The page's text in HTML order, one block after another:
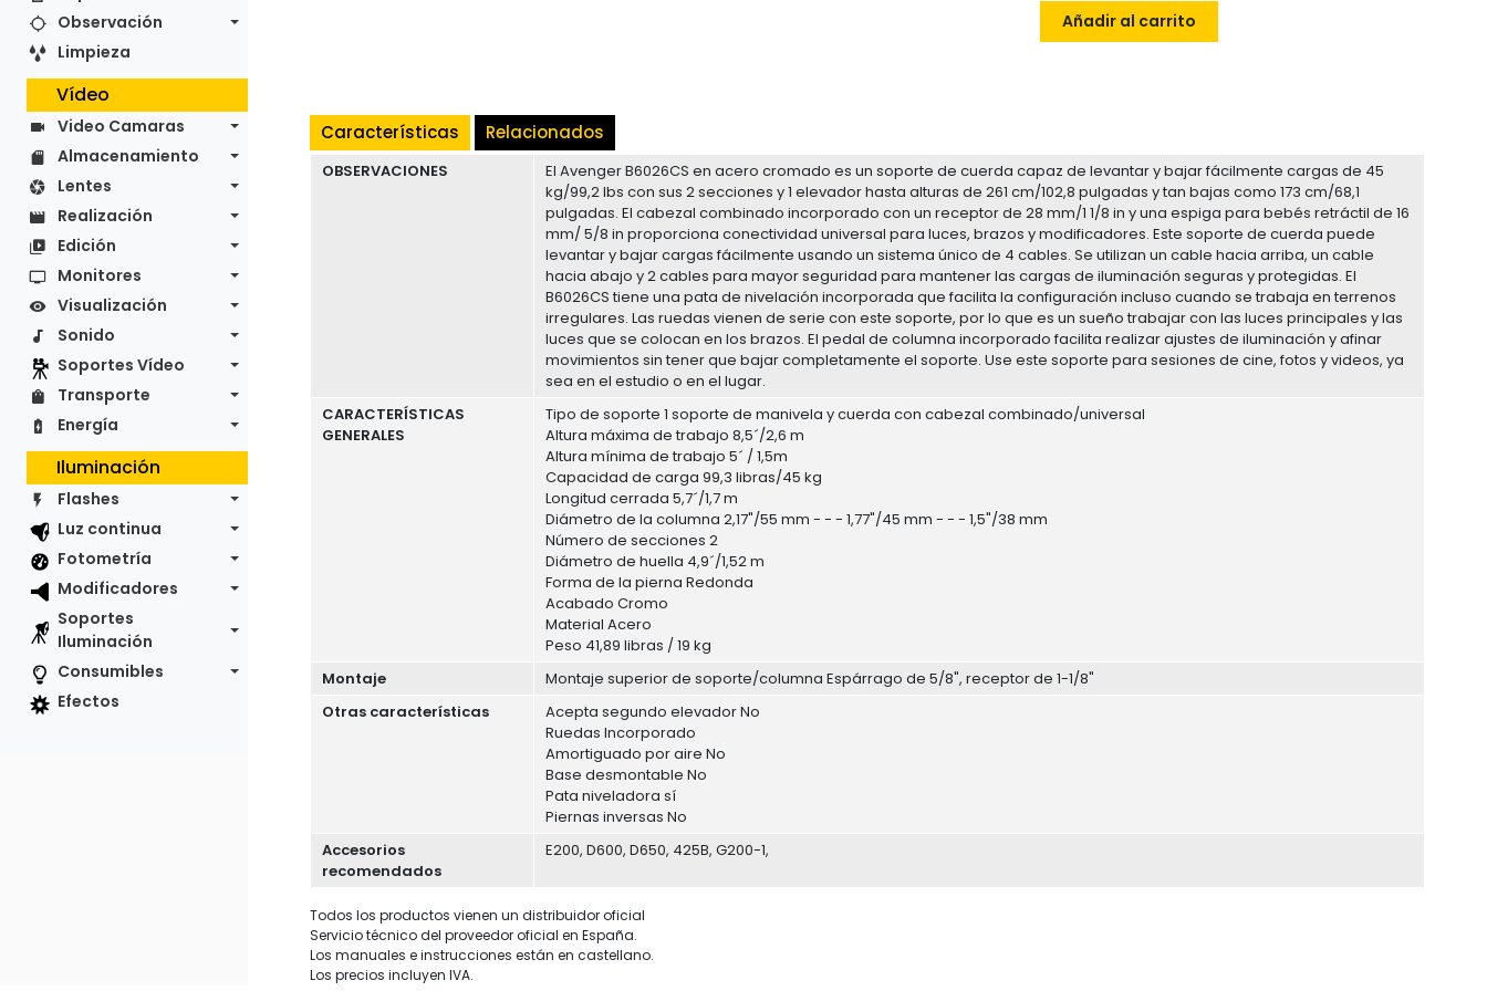
Observación
Limpieza
Vídeo
Video Camaras
Almacenamiento
Lentes
Realización
Edición
Monitores
Visualización
Sonido
Soportes Vídeo
Transporte
Energía
Iluminación
Flashes
Luz continua
Fotometría
Modificadores
Soportes
Iluminación
Consumibles
Efectos
Añadir al carrito
Características Relacionados
OBSERVACIONES
El Avenger B6026CS en acero cromado es un soporte de cuerda capaz de levantar y bajar fácilmente cargas de 45
kg/99,2 lbs con sus 2 secciones y 1 elevador hasta alturas de 261 cm/102,8 pulgadas y tan bajas como 173 cm/68,1
pulgadas. El cabezal combinado incorporado con un receptor de 28 mm/1 1/8 in y una espiga para bebés retráctil de 16
mm/ 5/8 in proporciona conectividad universal para luces, brazos y modificadores. Este soporte de cuerda puede
levantar y bajar cargas fácilmente usando un sistema único de 4 cables. Se utilizan un cable hacia arriba, un cable
hacia abajo y 2 cables para mayor seguridad para mantener las cargas de iluminación seguras y protegidas. El
B6026CS tiene una pata de nivelación incorporada que facilita la configuración incluso cuando se trabaja en terrenos
irregulares. Las ruedas vienen de serie con este soporte, por lo que es un sueño trabajar con las luces principales y las
luces que se colocan en los brazos. El pedal de columna incorporado facilita realizar ajustes de iluminación y afinar
movimientos sin tener que bajar completamente el soporte. Use este soporte para sesiones de cine, fotos y videos, ya
sea en el estudio o en el lugar.
CARACTERÍSTICAS
GENERALES
Tipo de soporte 1 soporte de manivela y cuerda con cabezal combinado/universal
Altura máxima de trabajo 8,5´/2,6 m
Altura mínima de trabajo 5´ / 1,5m
Capacidad de carga 99,3 libras/45 kg
Longitud cerrada 5,7´/1,7 m
Diámetro de la columna 2,17"/55 mm - - - 1,77"/45 mm - - - 1,5"/38 mm
Número de secciones 2
Diámetro de huella 4,9´/1,52 m
Forma de la pierna Redonda
Acabado Cromo
Material Acero
Peso 41,89 libras / 19 kg
Montaje
Montaje superior de soporte/columna Espárrago de 5/8", receptor de 1-1/8"
Otras características
Acepta segundo elevador No
Ruedas Incorporado
Amortiguado por aire No
Base desmontable No
Pata niveladora sí
Piernas inversas No
Accesorios
recomendados
E200, D600, D650, 425B, G200-1,
Todos los productos vienen un distribuidor oficial
Servicio técnico del proveedor oficial en España.
Los manuales e instrucciones están en castellano.
Los precios incluyen IVA.